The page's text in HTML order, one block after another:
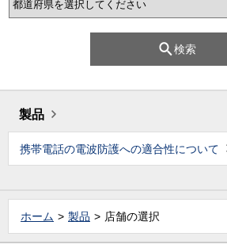
検索
製品
携帯電話の電波防護への適合性について
ホーム 製品 店舗の選択